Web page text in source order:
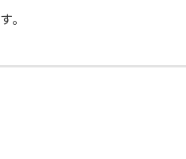
。